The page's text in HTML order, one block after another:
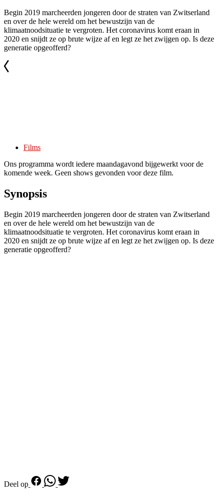
Begin 2019 marcheerden jongeren door de straten van Zwitserland
en over de hele wereld om het bewustzijn van de
klimaatnoodsituatie te vergroten. Het coronavirus komt eraan in
2020 en snijdt ze op brute wijze af en legt ze het zwijgen op. Is deze
generatie opgeofferd?
Films
Ons programma wordt iedere maandagavond bijgewerkt voor de
komende week. Geen shows gevonden voor deze film.
Synopsis
Begin 2019 marcheerden jongeren door de straten van Zwitserland
en over de hele wereld om het bewustzijn van de
klimaatnoodsituatie te vergroten. Het coronavirus komt eraan in
2020 en snijdt ze op brute wijze af en legt ze het zwijgen op. Is deze
generatie opgeofferd?
Deel op